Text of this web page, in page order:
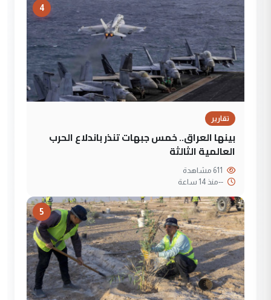
4
تقارير
بينها العراق.. خمس جبهات تنذر باندلاع الحرب
العالمية الثالثة
--منذ 14 ساعة
5